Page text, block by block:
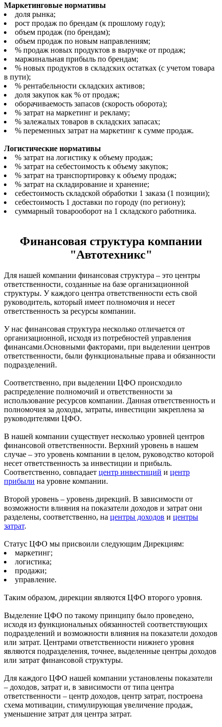
Маркетинговые нормативы
доля рынка;
рост продаж по брендам (к прошлому году);
объем продаж (по брендам);
объем продаж по новым направлениям;
% продаж новых продуктов в выручке от продаж;
маржинальная прибыль по брендам;
% новых продуктов в складских остатках (с учетом товара
в пути);
% рентабельности складских активов;
доля закупок как % от продаж;
оборачиваемость запасов (скорость оборота);
% затрат на маркетинг и рекламу;
% залежалых товаров в складских запасах;
% переменных затрат на маркетинг к сумме продаж.
Логистические нормативы
% затрат на логистику к объему продаж;
% затрат на себестоимость к объему закупок;
% затрат на транспортировку к объему продаж;
% затрат на складирование и хранение;
себестоимость складской обработки 1 заказа (1 позиции);
себестоимость 1 доставки по городу (по региону);
суммарный товарооборот на 1 складского работника.
Финансовая структура компании
"Автотехникс"
Для нашей компании финансовая структура – это центры
ответственности, созданные на базе организационной
структуры. У каждого центра ответственности есть свой
руководитель, который имеет полномочия и несет
ответственность за ресурсы компании.
У нас финансовая структура несколько отличается от
организационной, исходя из потребностей управления
финансами.Основными факторами, при выделении центров
ответственности, были функциональные права и обязанности
подразделений.
Соответственно, при выделении ЦФО происходило
распределение полномочий и ответственности за
использование ресурсов компании. Данная ответственность и
полномочия за доходы, затраты, инвестиции закреплена за
руководителями ЦФО.
В нашей компании существует несколько уровней центров
финансовой ответственности. Верхний уровень в нашем
случае – это уровень компании в целом, руководство которой
несет ответственность за инвестиции и прибыль.
Соответственно, совпадает центр инвестиций и центр
прибыли на уровне компании.
Второй уровень – уровень дирекций. В зависимости от
возможности влияния на показатели доходов и затрат они
разделены, соответственно, на центры доходов и центры
затрат.
Статус ЦФО мы присвоили следующим Дирекциям:
маркетинг;
логистика;
продажи;
управление.
Таким образом, дирекции являются ЦФО второго уровня.
Выделение ЦФО по такому принципу было проведено,
исходя из функциональных обязанностей соответствующих
подразделений и возможности влияния на показатели доходов
или затрат. Центрами ответственности нижнего уровня
являются подразделения, точнее, выделенные центры доходов
или затрат финансовой структуры.
Для каждого ЦФО нашей компании установлены показатели
– доходов, затрат и, в зависимости от типа центра
ответственности – центр доходов, центр затрат, построена
схема мотивации, стимулирующая увеличение продаж,
уменьшение затрат для центра затрат.